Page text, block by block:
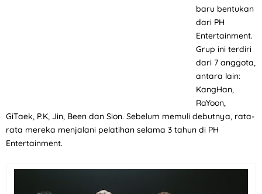
baru bentukan
dari PH
Entertainment.
Grup ini terdiri
dari 7 anggota,
antara lain:
KangHan,
RaYoon,
GiTaek, P.K, Jin, Been dan Sion. Sebelum memuli debutnya, rata-
rata mereka menjalani pelatihan selama 3 tahun di PH
Entertainment.